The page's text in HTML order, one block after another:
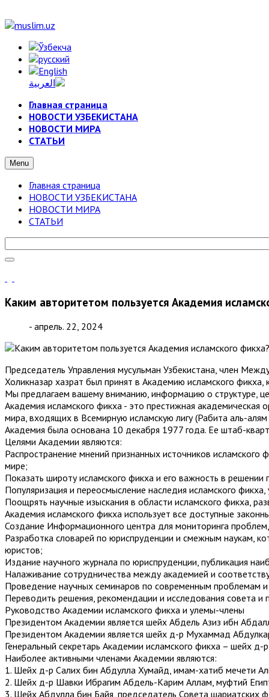
Главная страница
НОВОСТИ УЗБЕКИСТАНА
НОВОСТИ МИРА
СТАТЬИ
Menu
Главная страница
НОВОСТИ УЗБЕКИСТАНА
НОВОСТИ МИРА
СТАТЬИ
Каким авторитетом пользуется Академия
- апрель. 22, 2024
Председатель Управления мусульман Узбекистана, член
Холикназар хазрат был принят в Академию исламского
Мы предлагаем вашему вниманию, информацию о структуре,
Академия исламского фикха - это престижная
мира, входящих в Всемирную исламскую лигу (Рабита аль-алям
Академия была основана 10 декабря 1977 года. Ее штаб-
Целями Академии являются:
Распространение мнений признанных источников
мире;
Показать широту исламского фикха и его важность в
Популяризация и переосмысление наследия исламского
Поощрять научные изыскания в области исламского фикха,
Академия исламского фикха использует все доступные
Создание Информационного центра для мониторинга
Разработка словарей по юриспруденции и смежным наукам,
юристов;
Издание научного журнала по юриспруденции, публикация
Налаживание сотрудничества между академией и
Проведение научных семинаров по современным проблемам и
Переводить решения, рекомендации и исследования совета
Руководство Академии исламского фикха и улемы-члены
Президентом Академии является шейх Абдель Азиз ибн
Президентом Академии является шейх д-р Мухаммад
Генеральный секретарь Академии исламского фикха – шейх
Наиболее активными членами Академии являются:
1. Шейх д-р Салих бин Абдулла Хумайд, имам-хатиб мечети
2. Шейх д-р Шавки Ибрагим Абдель-Карим Аллам, муфтий
3. Шейх Абдулла бин Байя, председатель Совета шариатских